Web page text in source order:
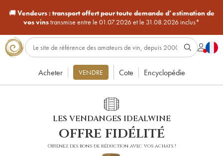
🚚Vendeurs : transport offert pour toute demande d’estimation de
vos vinstransmise entre le 01.07.2026 et le 31.08.2026 inclus*
Acheter VENDRE Cote Encyclopédie
LES VENDANGES IDEALWINE
offre fidélité
Obtenez des bons de réduction avec vos achats !